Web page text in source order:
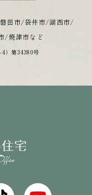
田市/袋井市/湖西市/
/焼津市など
）第34380号